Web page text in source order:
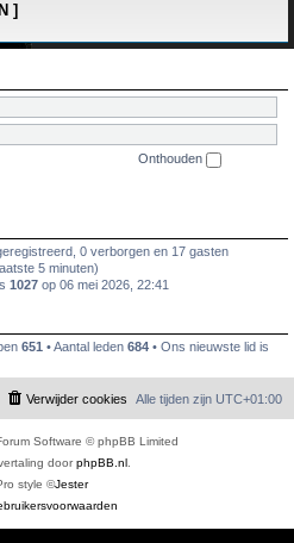
]
Onthouden
0 verborgen en 17 gasten
5 minuten)
1027 op 06 mei 2026, 22:41
651 • Aantal leden 684 • Ons nieuwste lid is
Alle tijden zijn UTC+01:00
Verwijder cookies
Software © phpBB Limited
doorphpBB.nl
style ©Jester